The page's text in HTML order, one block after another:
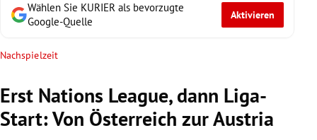
Wählen Sie KURIER als bevorzugte
Google-Quelle
Aktivieren
Nachspielzeit
Erst Nations League, dann Liga-
Start: Von Österreich zur Austria